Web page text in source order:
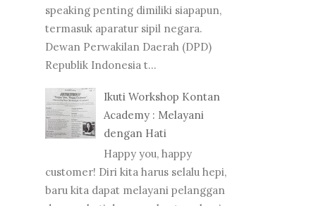
speaking penting dimiliki siapapun,
termasuk aparatur sipil negara.
Dewan Perwakilan Daerah (DPD)
Republik Indonesia t...
Ikuti Workshop Kontan
Academy : Melayani
dengan Hati
Happy you, happy
customer! Diri kita harus selalu hepi,
baru kita dapat melayani pelanggan